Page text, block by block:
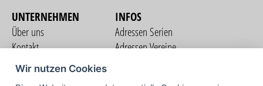
UNTERNEHMEN
Über uns
Kontakt
Nutzungsbedingungen
Datenschutzerklärung
INFOS
Adressen Serien
Adressen Vereine
Wir nutzen Cookies